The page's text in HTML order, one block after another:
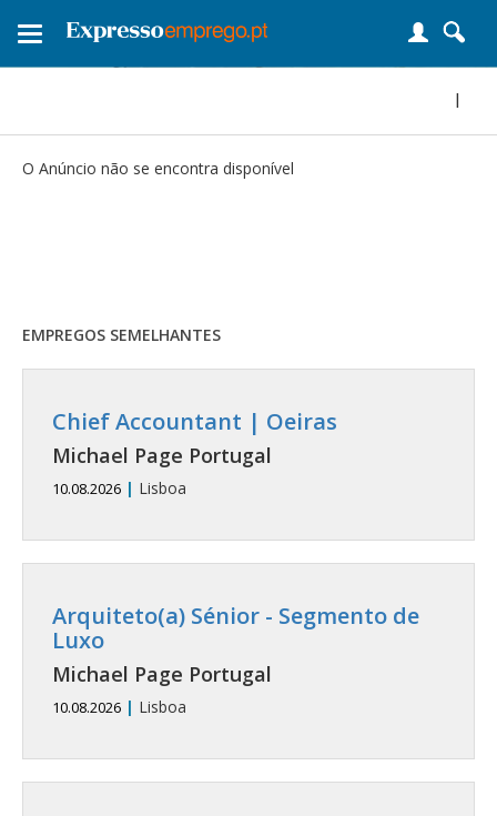
Toggle
|
O Anúncio não se encontra disponível
EMPREGOS SEMELHANTES
Chief Accountant | Oeiras
Michael Page Portugal
10.08.2026 | Lisboa
Arquiteto(a) Sénior - Segmento de
Luxo
Michael Page Portugal
10.08.2026 | Lisboa